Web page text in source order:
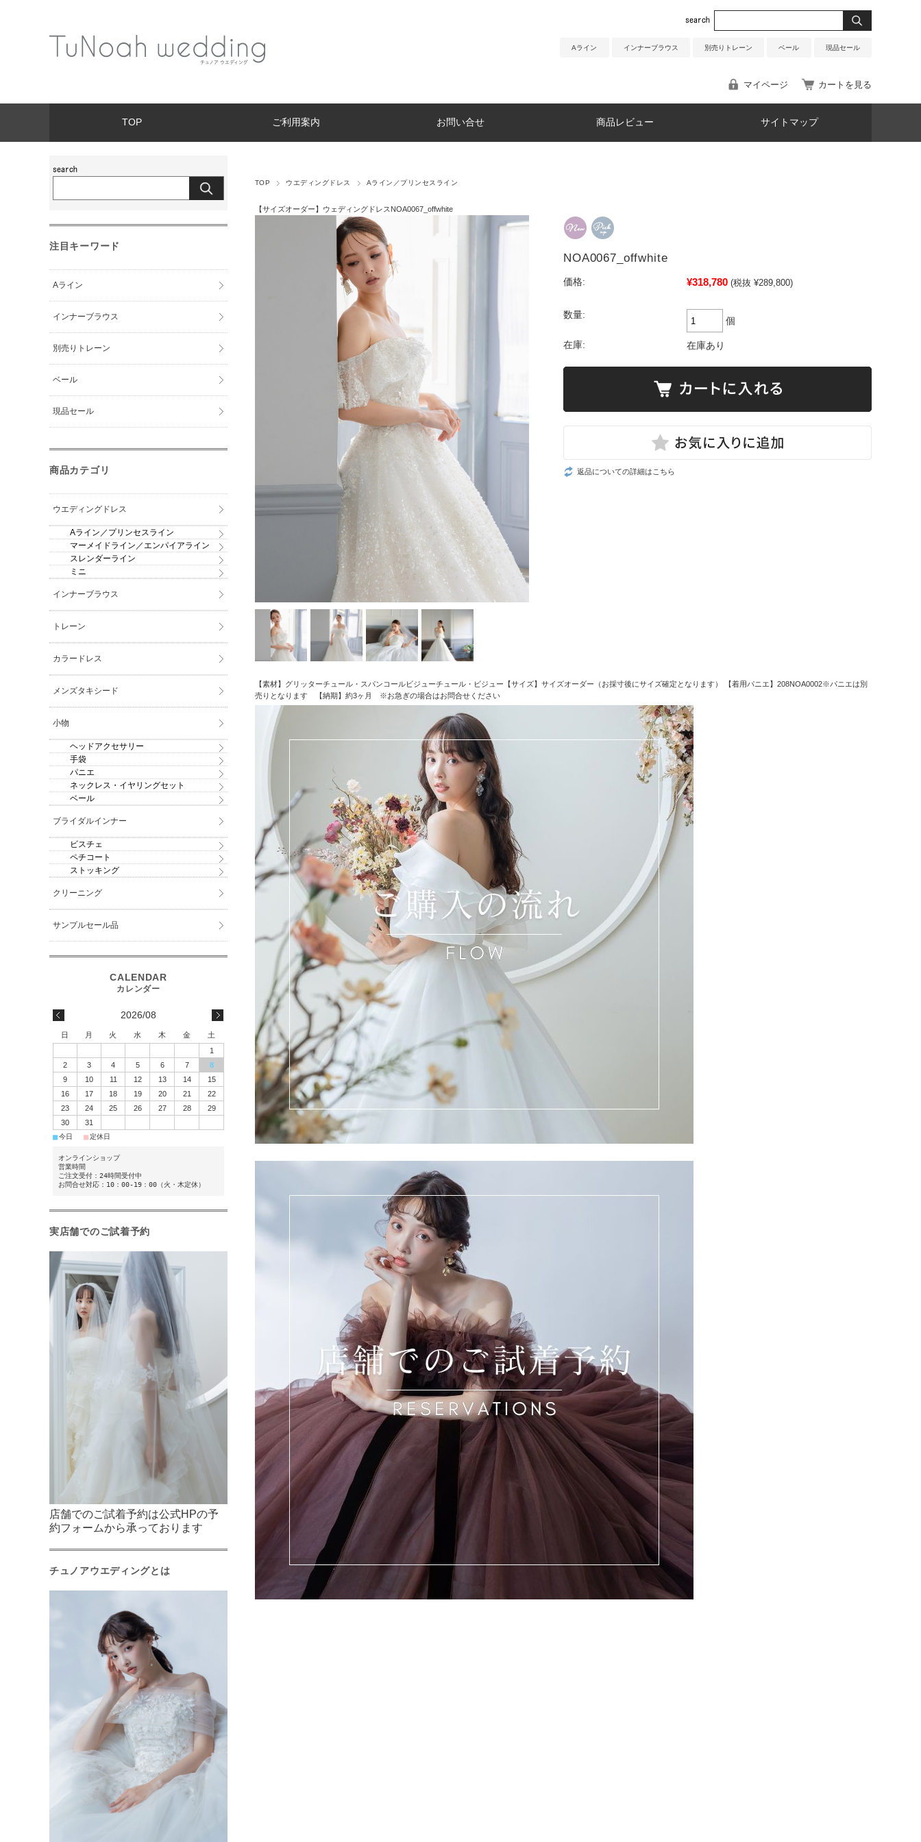
Aライン インナーブラウス 別売りトレーン ベール 現品セール
マイページ カートを見る
TOP ご利用案内 お問い合せ 商品レビュー サイトマップ
TOP ウエディングドレス Aライン／プリンセスライン
【サイズオーダー】ウェディングドレスNOA0067_offwhite
NOA0067_offwhite
価格: ¥318,780 (税抜 ¥289,800)
数量:
個
在庫: 在庫あり
返品についての詳細はこちら
【素材】グリッターチュール・スパンコールビジューチュール・ビジュー【サイズ】サイズオーダー（お採寸後にサイズ確定となります） 【着用パニエ】208NOA0002※パニエは別
売りとなります 【納期】約3ヶ月 ※お急ぎの場合はお問合せください
注目キーワード
Aライン
インナーブラウス
別売りトレーン
ベール
現品セール
商品カテゴリ
ウエディングドレス
Aライン／プリンセスライン
マーメイドライン／エンパイアライン
スレンダーライン
ミニ
インナーブラウス
トレーン
カラードレス
メンズタキシード
小物
ヘッドアクセサリー
手袋
パニエ
ネックレス・イヤリングセット
ベール
ブライダルインナー
ビスチェ
ペチコート
ストッキング
クリーニング
サンプルセール品
2026/08
日 月 火 水 木 金
土
1
2
3 4 5 6 7
8
9
10 11 12 13 14
15
16
17 18 19 20 21
22
23
24 25 26 27 28
29
30
31
■今日 ■定休日
オンラインショップ
営業時間
ご注文受付：24時間受付中
お問合せ対応：10：00-19：00（火・木定休）
実店舗でのご試着予約
店舗でのご試着予約は公式HPの予
約フォームから承っております
チュノアウエディングとは